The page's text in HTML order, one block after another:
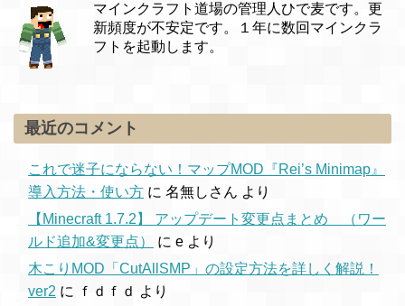
マインクラフト道場の管理人ひで麦です。更
新頻度が不安定です。１年に数回マインクラ
フトを起動します。
最近のコメント
これで迷子にならない！マップMOD『Rei’s Minimap』
導入方法・使い方 に 名無しさん より
【Minecraft 1.7.2】 アップデート変更点まとめ （ワー
ルド追加&変更点）
に e より
木こりMOD「CutAllSMP」の設定方法を詳しく解説！
ver2 に ｆｄｆｄ より